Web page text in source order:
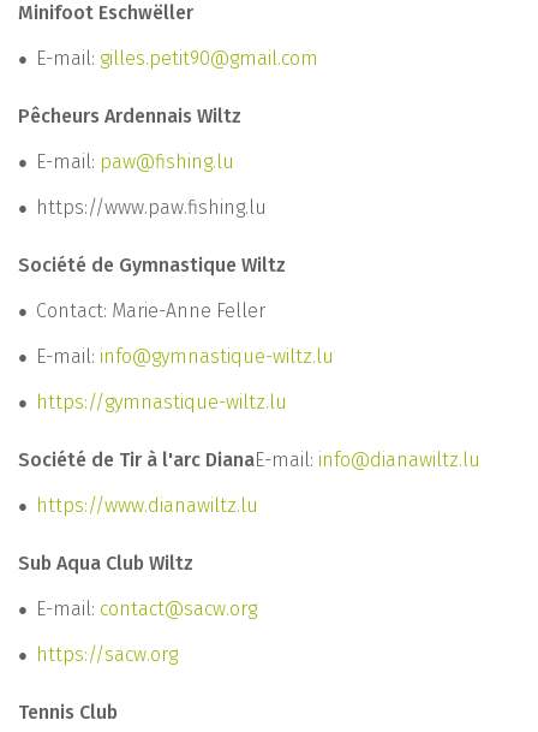
Minifoot Eschwëller
E-mail: gilles.petit90@gmail.com
Pêcheurs Ardennais Wiltz
E-mail: paw@fishing.lu
https://www.paw.fishing.lu
Société de Gymnastique Wiltz
Contact: Marie-Anne Feller
E-mail: info@gymnastique-wiltz.lu
https://gymnastique-wiltz.lu
Société de Tir à l'arc DianaE-mail: info@dianawiltz.lu
https://www.dianawiltz.lu
Sub Aqua Club Wiltz
E-mail: contact@sacw.org
https://sacw.org
Tennis Club